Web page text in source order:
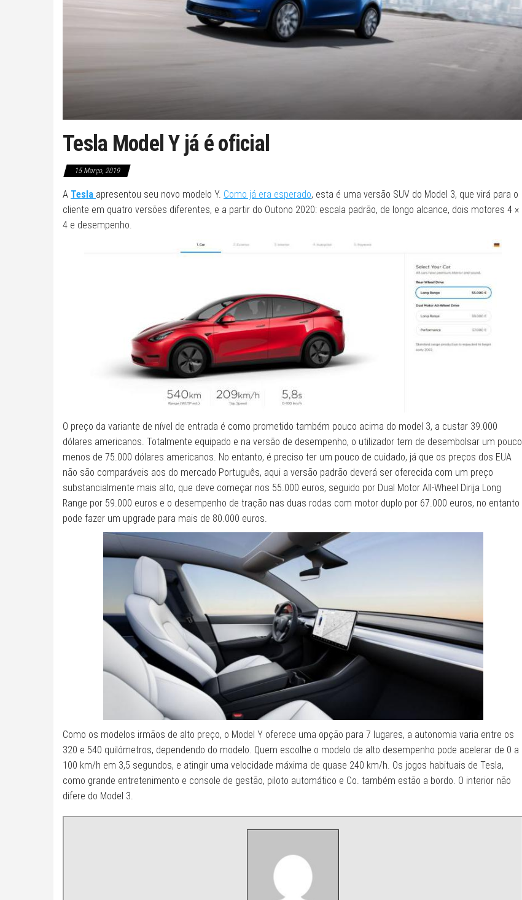
Tesla Model Y já é oficial
15 Março, 2019
A Tesla apresentou seu novo modelo Y. Como já era esperado, esta é uma versão SUV do Model 3, que virá para o
cliente em quatro versões diferentes, e a partir do Outono 2020: escala padrão, de longo alcance, dois motores 4 ×
4 e desempenho.
O preço da variante de nível de entrada é como prometido também pouco acima do model 3, a custar 39.000
dólares americanos. Totalmente equipado e na versão de desempenho, o utilizador tem de desembolsar um pouco
menos de 75.000 dólares americanos. No entanto, é preciso ter um pouco de cuidado, já que os preços dos EUA
não são comparáveis ​​aos do mercado Português, aqui a versão padrão deverá ser oferecida com um preço
substancialmente mais alto, que deve começar nos 55.000 euros, seguido por Dual Motor All-Wheel Dirija Long
Range por 59.000 euros e o desempenho de tração nas duas rodas com motor duplo por 67.000 euros, no entanto
pode fazer um upgrade para mais de 80.000 euros.
Como os modelos irmãos de alto preço, o Model Y oferece uma opção para 7 lugares, a autonomia varia entre os
320 e 540 quilómetros, dependendo do modelo. Quem escolhe o modelo de alto desempenho pode acelerar de 0 a
100 km/h em 3,5 segundos, e atingir uma velocidade máxima de quase 240 km/h. Os jogos habituais de Tesla,
como grande entretenimento e console de gestão, piloto automático e Co. também estão a bordo. O interior não
difere do Model 3.